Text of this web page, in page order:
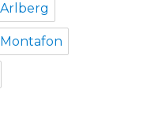
Montafon